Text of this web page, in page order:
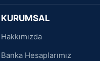
KURUMSAL
Hakkımızda
Banka Hesaplarımız